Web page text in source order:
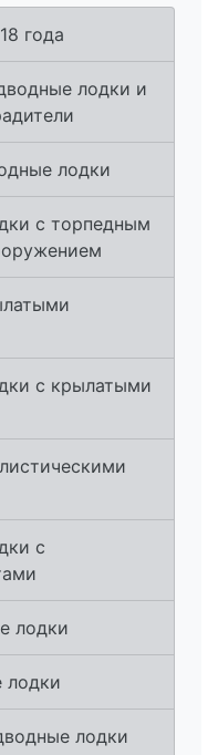
года
лодки и
лодки
с торпедным
с крылатыми
с
лодки
лодки
лодки